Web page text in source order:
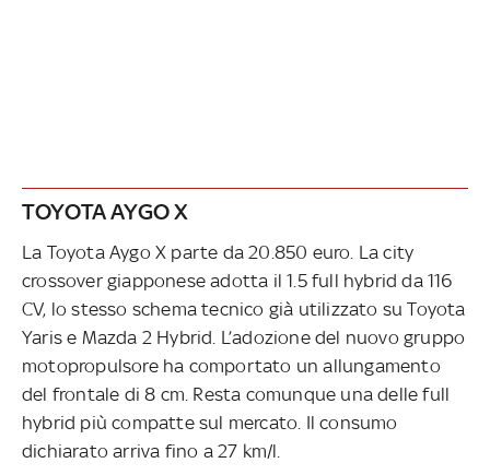
TOYOTA AYGO X
La Toyota Aygo X parte da 20.850 euro. La city
crossover giapponese adotta il 1.5 full hybrid da 116
CV, lo stesso schema tecnico già utilizzato su Toyota
Yaris e Mazda 2 Hybrid. L’adozione del nuovo gruppo
motopropulsore ha comportato un allungamento
del frontale di 8 cm. Resta comunque una delle full
hybrid più compatte sul mercato. Il consumo
dichiarato arriva fino a 27 km/l.